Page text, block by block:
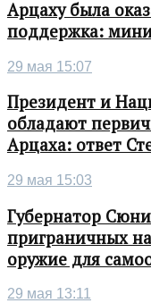
Арцаху была
поддержка:
29 мая 15:07
Президент и
обладают
Арцаха: ответ
29 мая 15:03
Губернатор
приграничных
оружие для
29 мая 13:11